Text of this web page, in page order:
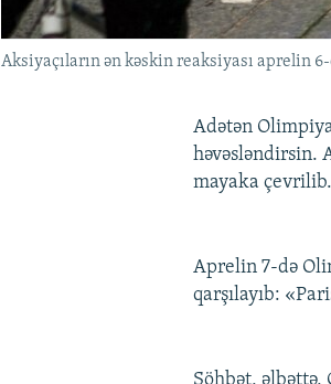
Aksiyaçıların ən kəskin reaksiyası aprelin
Adətən
həvəsləndirsin.
mayaka çevrilib.
Aprelin 7-də
qarşılayıb: